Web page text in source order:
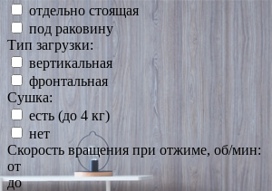
отдельно стоящая
под раковину
Тип загрузки:
вертикальная
фронтальная
Сушка:
есть (до 4 кг)
нет
Скорость вращения при отжиме, об/мин:
от
до